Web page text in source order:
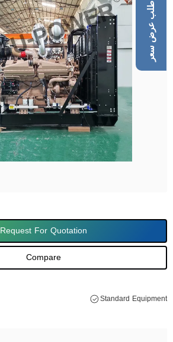
Request For Quotation
Compare
Standard Equipment
طلب عرض سعر